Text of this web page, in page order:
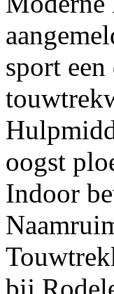
sport
oogst
Indoor